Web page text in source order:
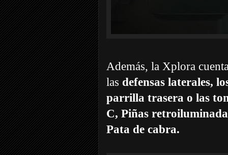
Además, la Xplora
las defensas laterales,
parrilla trasera o las
C, Piñas
Pata de cabra.